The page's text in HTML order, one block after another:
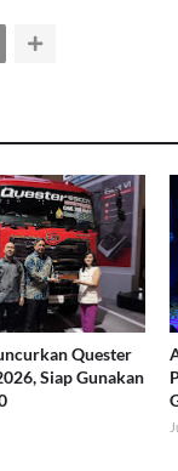
Quester
Siap Gunakan